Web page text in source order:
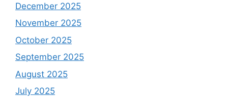
December 2025
November 2025
October 2025
September 2025
August 2025
July 2025